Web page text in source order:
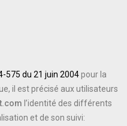
575 du 21 juin 2004pour la
il est précisé aux utilisateurs
l’identité des différents
et de son suivi: